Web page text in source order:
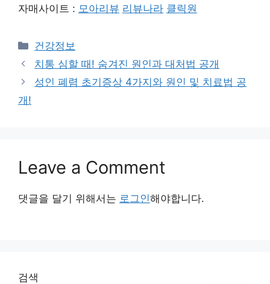
자매사이트 : 모아리뷰 리뷰나라 클릭원
Categories
건강정보
치통 심할 때! 숨겨진 원인과 대처법 공개
성인 폐렴 초기증상 4가지와 원인 및 치료법 공
개!
Leave a Comment
댓글을 달기 위해서는 로그인해야합니다.
검색